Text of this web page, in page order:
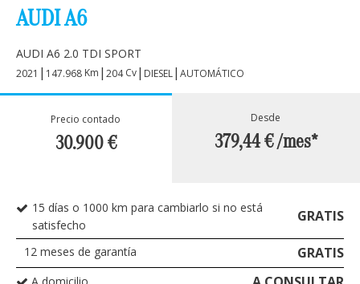
AUDI A6
AUDI A6 2.0 TDI SPORT
2021 | 147.968 Km | 204Cv| DIESEL| AUTOMÁTICO
Precio contado
30.900€
Desde
379,44 €/mes*
15 días o 1000 km para cambiarlo si no está
satisfecho
GRATIS
12 meses de garantía GRATIS